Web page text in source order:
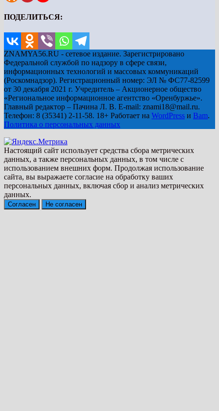
ПОДЕЛИТЬСЯ:
ZNAMYA56.RU - сетевое издание. Зарегистрировано
Федеральной службой по надзору в сфере связи,
информационных технологий и массовых коммуникаций
(Роскомнадзор). Регистрационный номер: ЭЛ № ФС77-82599
от 30 декабря 2021 г. Учредитель – Акционерное общество
«Региональное информационное агентство «Оренбуржье».
Главный редактор – Пачина Л. В. E-mail: znami18@mail.ru.
Телефон: 8 (35341) 2-11-58. 18+ Работает на WordPress и Bam.
Политика о персональных данных
Настоящий сайт использует средства сбора метрических
данных, а также персональных данных, в том числе с
использованием внешних форм. Продолжая использование
сайта, вы выражаете согласие на обработку ваших
персональных данных, включая сбор и анализ метрических
данных.
Согласен Не согласен